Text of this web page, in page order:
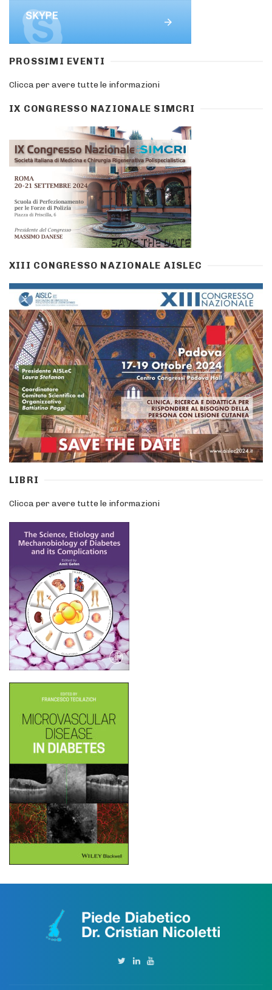
PROSSIMI EVENTI
Clicca per avere tutte le informazioni
IX CONGRESSO NAZIONALE SIMCRI
XIII CONGRESSO NAZIONALE AISLEC
LIBRI
Clicca per avere tutte le informazioni